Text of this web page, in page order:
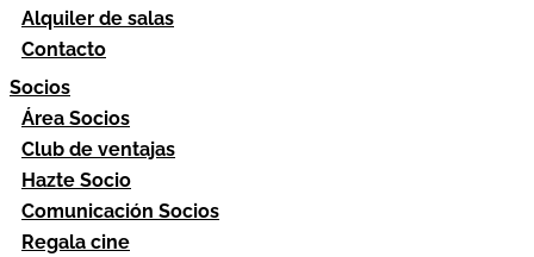
Alquiler de salas
Contacto
Socios
Área Socios
Club de ventajas
Hazte Socio
Comunicación Socios
Regala cine